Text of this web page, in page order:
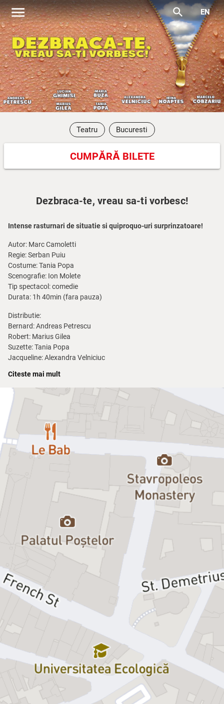
menu search EN
Teatru Bucuresti
CUMPĂRĂ BILETE
Dezbraca-te, vreau sa-ti vorbesc!
Intense rasturnari de situatie si quiproquo-uri surprinzatoare!
Autor: Marc Camoletti
Regie: Serban Puiu
Costume: Tania Popa
Scenografie: Ion Molete
Tip spectacol: comedie
Durata: 1h 40min (fara pauza)
Distributie:
Bernard: Andreas Petrescu
Robert: Marius Gilea
Suzette: Tania Popa
Jacqueline: Alexandra Velniciuc
George: Marcelo Cobzariu
Pret bilet: 70/90/100/120 lei
Sinopsis
Robert planuieste sa petreaca acasa un weekend romantic cu
amanta sa, Suzanne, profitand de plecarea sotiei sale, Jacqueline.
Drept alibi, il invita pe prietenul sau cel mai bun, Bernard. Auzind ca
amantul ei vine in vizita, Jacqueline decide sa ramana acasa,
punand in pericol planurile lui Robert. Sosirea unei bucatarese
angajate pentru weekend ii da lui Robert ocazia de a jongla cu
situatia neprevazuta, si da nastere unor incurcaturi de proportii.
Suzanne este luata drept bucatareasa, bucatareasa este luata
drept iubita lui Bernard, iar Jacqueline si Robert isi ascund idilile
unul de celalalt. Atentie! Nu incercati acest joc acasa.
Biletele la premiera productiei Teatrului Elisabeta s-au vandut intr-
un timp-record: in mai putin de 24 de ore.
Te rugam sa nu intarzii, pentru ca biletele isi pierd valabilitatea
odata cu inceperea spectacolului.
Citeste mai mult